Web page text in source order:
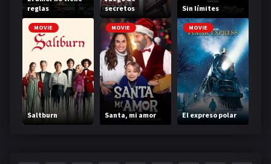
reglas
secretos
Sin límites
MOVIE
Saltburn
MOVIE
Santa, mi amor
MOVIE
El expreso polar